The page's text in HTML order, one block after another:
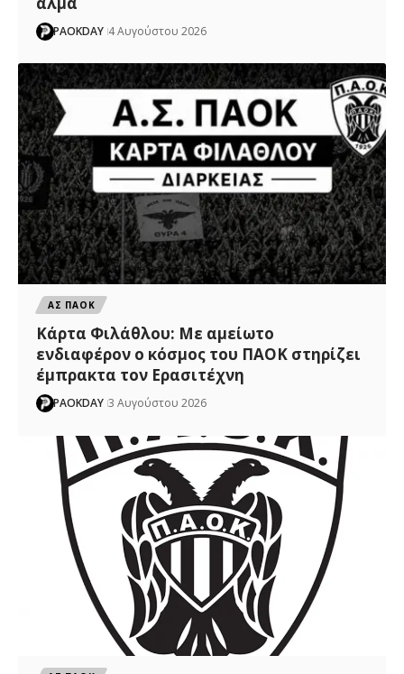
PAOKDAY 4 Αυγούστου 2026
ΑΣ ΠΑΟΚ
Κάρτα Φιλάθλου: Με αμείωτο
ενδιαφέρον ο κόσμος του ΠΑΟΚ στηρίζει
έμπρακτα τον Ερασιτέχνη
PAOKDAY 3 Αυγούστου 2026